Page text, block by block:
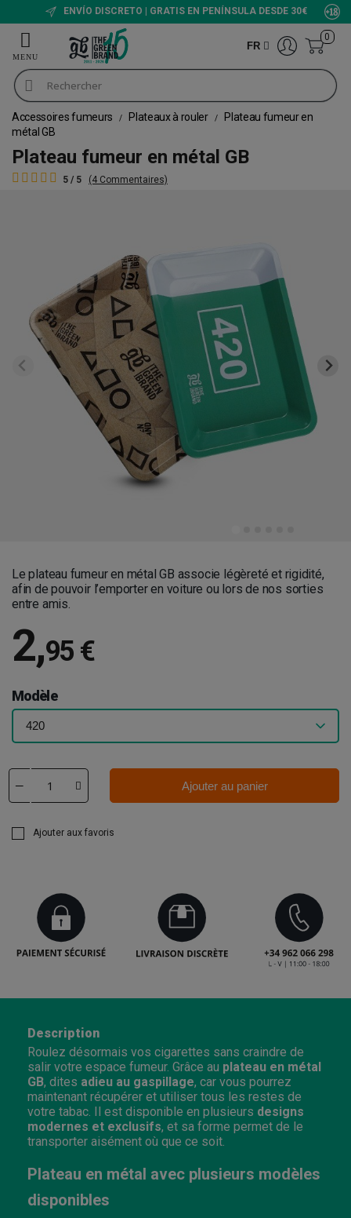
ENVÍO DISCRETO | GRATIS EN PENÍNSULA DESDE 30€
FR
0
Accessoires fumeurs Plateaux à rouler
Plateau fumeur en
métal GB
Plateau fumeur en métal GB
5 / 5 (4 Commentaires)
Le plateau fumeur en métal GB associe légèreté et rigidité,
afin de pouvoir l’emporter en voiture ou lors de nos sorties
entre amis.
2,95 €
Modèle
Ajouter au panier
Ajouter aux favoris
Description
Roulez désormais vos cigarettes sans craindre de
salir votre espace fumeur. Grâce au plateau en métal
GB, dites adieu au gaspillage, car vous pourrez
maintenant récupérer et utiliser tous les restes de
votre tabac. Il est disponible en plusieurs designs
modernes et exclusifs, et sa forme permet de le
transporter aisément où que ce soit.
Plateau en métal avec plusieurs modèles
disponibles